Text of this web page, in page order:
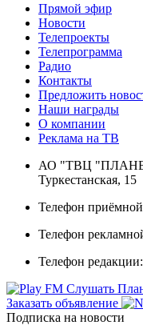
Прямой эфир
Новости
Телепроекты
Телепрограмма
Радио
Контакты
Предложить
Наши награды
О компании
Реклама на ТВ
АО "ТВЦ
Туркестанская, 15
Телефон
Телефон
Телефон редакции:
Слушать
Заказать объявление
Подписка на новости